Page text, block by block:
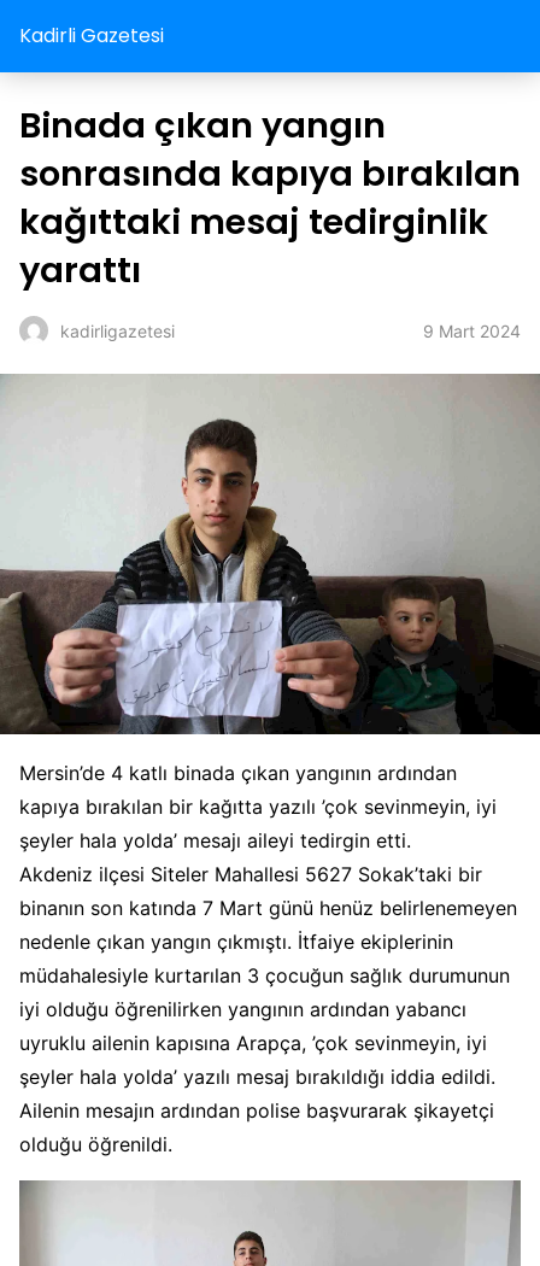
Kadirli Gazetesi
Binada çıkan yangın
sonrasında kapıya bırakılan
kağıttaki mesaj tedirginlik
yarattı
kadirligazetesi 9 Mart 2024
Mersin’de 4 katlı binada çıkan yangının ardından
kapıya bırakılan bir kağıtta yazılı ’çok sevinmeyin, iyi
şeyler hala yolda’ mesajı aileyi tedirgin etti.
Akdeniz ilçesi Siteler Mahallesi 5627 Sokak’taki bir
binanın son katında 7 Mart günü henüz belirlenemeyen
nedenle çıkan yangın çıkmıştı. İtfaiye ekiplerinin
müdahalesiyle kurtarılan 3 çocuğun sağlık durumunun
iyi olduğu öğrenilirken yangının ardından yabancı
uyruklu ailenin kapısına Arapça, ’çok sevinmeyin, iyi
şeyler hala yolda’ yazılı mesaj bırakıldığı iddia edildi.
Ailenin mesajın ardından polise başvurarak şikayetçi
olduğu öğrenildi.